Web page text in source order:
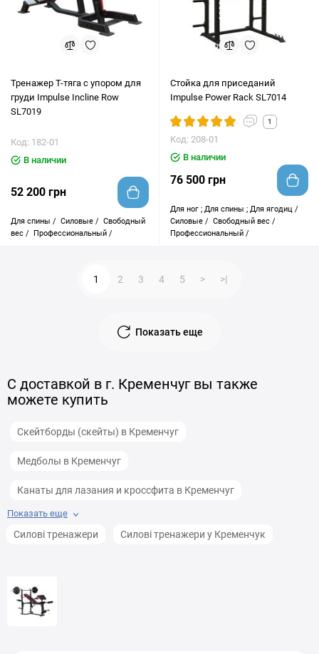
Тренажер Т-тяга с упором для
груди Impulse Incline Row
SL7019
Код: 182-01
В наличии
52 200 грн
Для спины / Силовые / Свободный
вес /
Профессиональный /
Стойка для приседаний
Impulse Power Rack SL7014
1
Код: 208-01
В наличии
76 500 грн
Для ног ; Для спины ; Для ягодиц /
Силовые / Свободный вес /
Профессиональный /
Показать еще
1 2 3 4 5 > >|
С доставкой в г. Кременчуг вы также
можете купить
Скейтборды (скейты) в Кременчуг
Медболы в Кременчуг
Канаты для лазания и кроссфита в Кременчуг
Лапы, пады, макивары в Кременчуг
Тренажеры для груди в Кременчуг
Показать еще
Силові тренажери Силові тренажери у Кременчук